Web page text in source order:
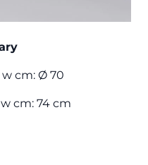
cm: Ø 70
cm: 74 cm